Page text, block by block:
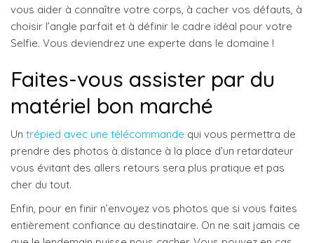
vous aider à connaître votre corps, à cacher vos défauts, à
choisir l’angle parfait et à définir le cadre idéal pour votre
Selfie. Vous deviendrez une experte dans le domaine !
Faites-vous assister par du
matériel bon marché
Un trépied avec une télécommande qui vous permettra de
prendre des photos à distance à la place d’un retardateur
vous évitant des allers retours sera plus pratique et pas
cher du tout.
Enfin, pour en finir n’envoyez vos photos que si vous faites
entièrement confiance au destinataire. On ne sait jamais ce